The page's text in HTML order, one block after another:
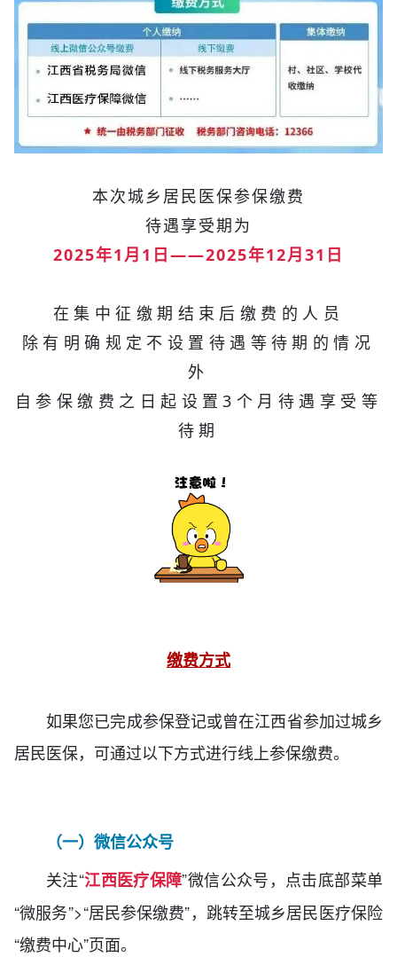
本次城乡居民医保参保缴费
待遇享受期为
2025年1月1日——2025年12月31日
在集中征缴期结束后缴费的人员
除有明确规定不设置待遇等待期的情况
外
自参保缴费之日起设置3个月待遇享受等
待期
缴费方式
如果您已完成参保登记或曾在江西省参加过城乡
居民医保，可通过以下方式进行线上参保缴费。
（一）微信公众号
关注“江西医疗保障”微信公众号，点击底部菜单
“微服务”>“居民参保缴费”，跳转至城乡居民医疗保险
“缴费中心”页面。